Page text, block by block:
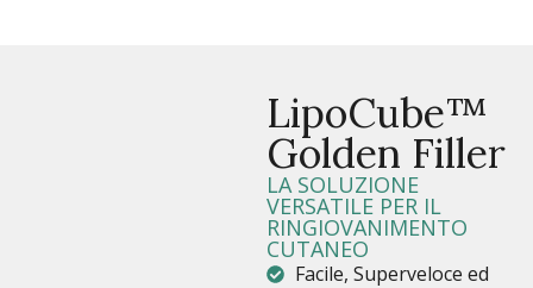
LipoCube™
Golden Filler
LA SOLUZIONE
VERSATILE PER IL
RINGIOVANIMENTO
CUTANEO
Facile, Superveloce ed